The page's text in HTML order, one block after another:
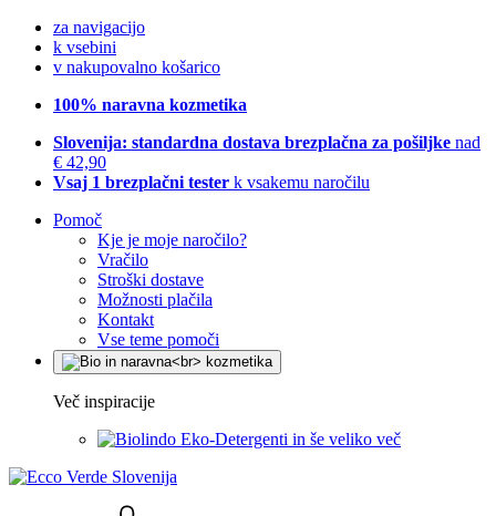
za navigacijo
k vsebini
v nakupovalno košarico
100% naravna kozmetika
Slovenija: standardna dostava brezplačna za pošiljke nad
€ 42,90
Vsaj 1 brezplačni tester k vsakemu naročilu
Pomoč
Kje je moje naročilo?
Vračilo
Stroški dostave
Možnosti plačila
Kontakt
Vse teme pomoči
Več inspiracije
Eko-Detergenti in še veliko več